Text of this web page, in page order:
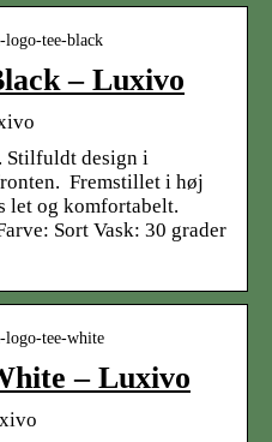
tee-black
– Luxivo
design i
Fremstillet i høj
let og komfortabelt.
Sort Vask: 30 grader
logo-tee-white
– Luxivo